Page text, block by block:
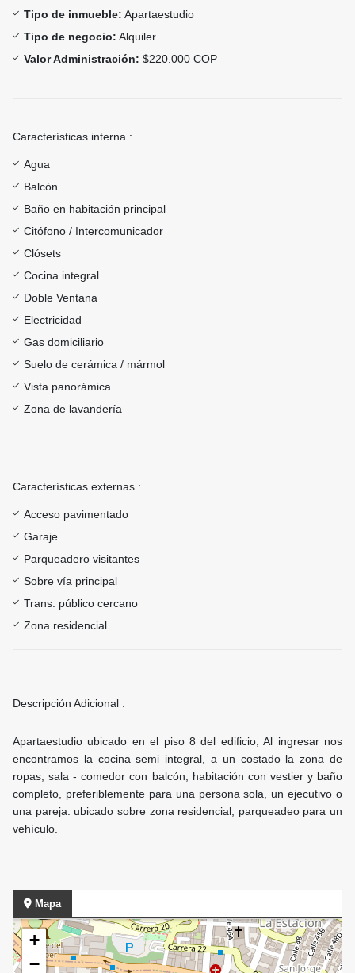
Tipo de inmueble: Apartaestudio
Tipo de negocio: Alquiler
Valor Administración: $220.000 COP
Características interna :
Agua
Balcón
Baño en habitación principal
Citófono / Intercomunicador
Clósets
Cocina integral
Doble Ventana
Electricidad
Gas domiciliario
Suelo de cerámica / mármol
Vista panorámica
Zona de lavandería
Características externas :
Acceso pavimentado
Garaje
Parqueadero visitantes
Sobre vía principal
Trans. público cercano
Zona residencial
Descripción Adicional :
Apartaestudio ubicado en el piso 8 del edificio; Al ingresar nos
encontramos la cocina semi integral, a un costado la zona de
ropas, sala - comedor con balcón, habitación con vestier y baño
completo, preferiblemente para una persona sola, un ejecutivo o
una pareja. ubicado sobre zona residencial, parqueadeo para un
vehículo.
Mapa
+
−